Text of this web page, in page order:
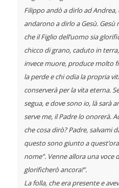
Filippo andò a dirlo ad Andrea,
andarono a dirlo a Gesù. Gesù
che il Figlio dell’uomo sia
chicco di grano, caduto in
invece muore, produce molto
la perde e chi odia la propria
conserverà per la vita eterna.
segua, e dove sono io, là sarà
serve me, il Padre lo onorerà.
che cosa dirò? Padre, salvami
questo sono giunto a
nome”. Venne allora una voce
glorificherò ancora!”.
La folla, che era presente e